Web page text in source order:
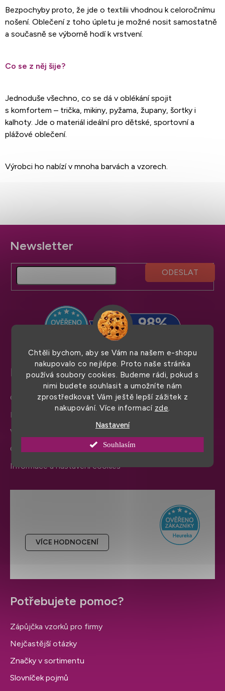
Chtěli bychom, aby se Vám na našem e-shopu
nakupovalo co nejlépe. Proto naše stránka
používá soubory cookies. Budeme rádi, pokud s
nimi budete souhlasit a umožníte nám
zprostředkovat Vám ještě lepší zážitek z
nakupování. Více informací zde.
Nastavení
Souhlasím
Bezpochyby proto, že jde o textilii vhodnou k celoročnímu
nošení. Oblečení z toho úpletu je možné nosit samostatně
a současně se výborně hodí k vrstvení.
Co se z něj šije?
Jednoduše všechno, co se dá v oblékání spojit
s komfortem – trička, mikiny, pyžama, župany, šortky i
kalhoty. Jde o materiál ideální pro dětské, sportovní a
plážové oblečení.
Výrobci ho nabízí v mnoha barvách a vzorech.
Z
á
a
VÍCE HODNOCENÍ
Pro snadný nákup
Obchodní podmínky
Doprava a platba
Výměna zboží a reklamace
Ochrana osobních údajů
Informace a nastavení cookies
Potřebujete pomoc?
Zápůjčka vzorků pro firmy
Nejčastější otázky
Značky v sortimentu
Slovníček pojmů